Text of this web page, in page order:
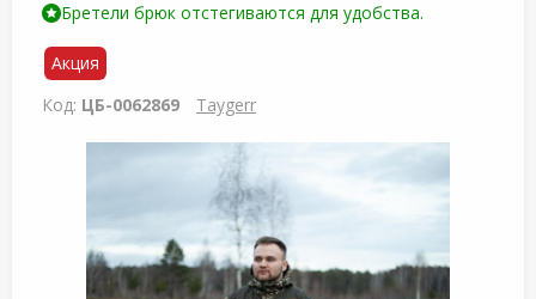
Бретели брюк отстегиваются для удобства.
Акция
Код: ЦБ-0062869 Taygerr